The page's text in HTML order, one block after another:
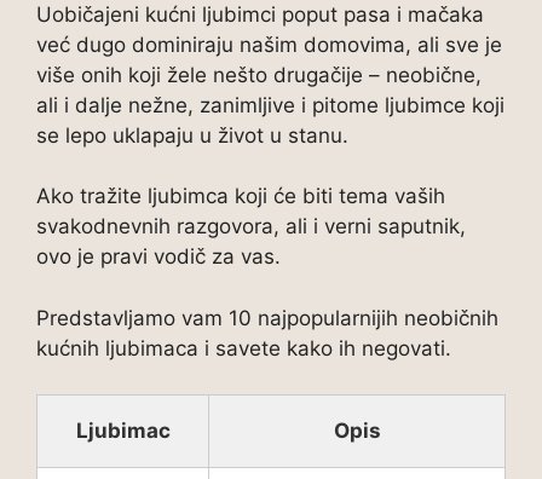
Uobičajeni kućni ljubimci poput pasa i mačaka
već dugo dominiraju našim domovima, ali sve je
više onih koji žele nešto drugačije – neobične,
ali i dalje nežne, zanimljive i pitome ljubimce koji
se lepo uklapaju u život u stanu.
Ako tražite ljubimca koji će biti tema vaših
svakodnevnih razgovora, ali i verni saputnik,
ovo je pravi vodič za vas.
Predstavljamo vam 10 najpopularnijih neobičnih
kućnih ljubimaca i savete kako ih negovati.
Ljubimac Opis